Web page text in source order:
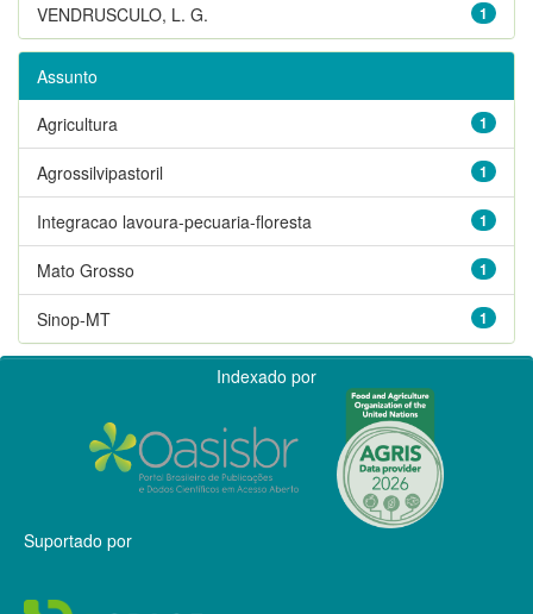
1
VENDRUSCULO, L. G.
Assunto
1
Agricultura
1
Agrossilvipastoril
1
Integracao lavoura-pecuaria-floresta
1
Mato Grosso
1
Sinop-MT
Indexado por
Suportado por